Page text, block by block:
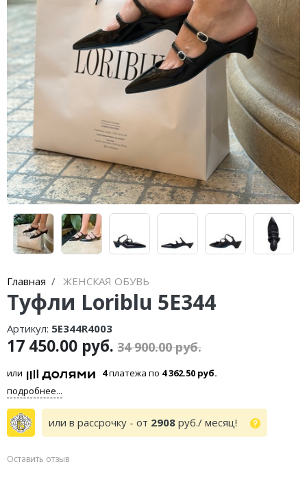
Главная ЖЕНСКАЯ ОБУВЬ
Туфли Loriblu 5E344
Артикул: 5E344R4003
17 450.00 руб. 34 900.00 руб.
или 4платежа по 4 362.50 руб.
подробнее...
или в рассрочку - от 2908 руб./ месяц!
Оставить отзыв